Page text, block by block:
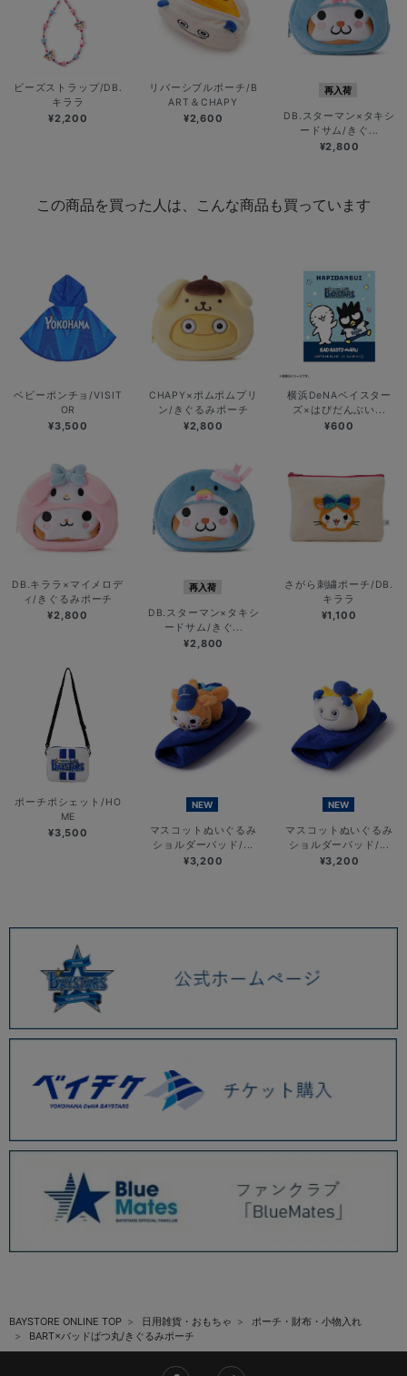
ビーズストラップ/DB.
キララ
¥2,200
リバーシブルポーチ/B
ART＆CHAPY
¥2,600
再入荷
DB.スターマン×タキシ
ードサム/きぐ...
¥2,800
この商品を買った人は、こんな商品も買っています
ベビーポンチョ/VISIT
OR
¥3,500
CHAPY×ポムポムプリ
ン/きぐるみポーチ
¥2,800
横浜DeNAベイスター
ズ×はぴだんぶい...
¥600
DB.キララ×マイメロデ
ィ/きぐるみポーチ
¥2,800
再入荷
DB.スターマン×タキシ
ードサム/きぐ...
¥2,800
さがら刺繍ポーチ/DB.
キララ
¥1,100
ポーチポシェット/HO
ME
¥3,500
NEW
マスコットぬいぐるみ
ショルダーパッド/...
¥3,200
NEW
マスコットぬいぐるみ
ショルダーパッド/...
¥3,200
BAYSTORE ONLINE TOP 日用雑貨・おもちゃ
ポーチ・財布・小物入れ
BART×バッドばつ丸/きぐるみポーチ